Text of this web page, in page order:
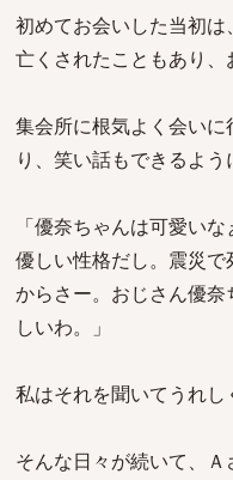
初めてお会いした当初
亡くされたこともあり、
集会所に根気よく会い
り、笑い話もできるよう
「優奈ちゃんは可愛い
優しい性格だし。震災
からさー。おじさん優
しいわ。」
私はそれを聞いてうれし
そんな日々が続いて、